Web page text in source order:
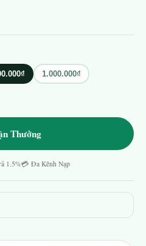
1.000.000₫
Thưởng
1.5%💳 Đa Kênh Nạp